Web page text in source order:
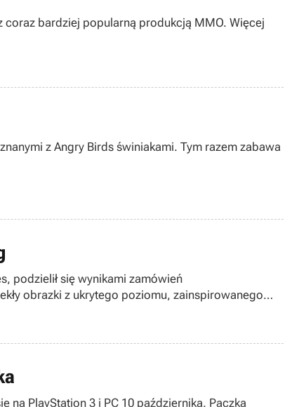
coraz bardziej popularną produkcją MMO. Więcej
z Angry Birds świniakami. Tym razem zabawa
podzielił się wynikami zamówień
obrazki z ukrytego poziomu, zainspirowanego
na PlayStation 3 i PC 10 października. Paczka